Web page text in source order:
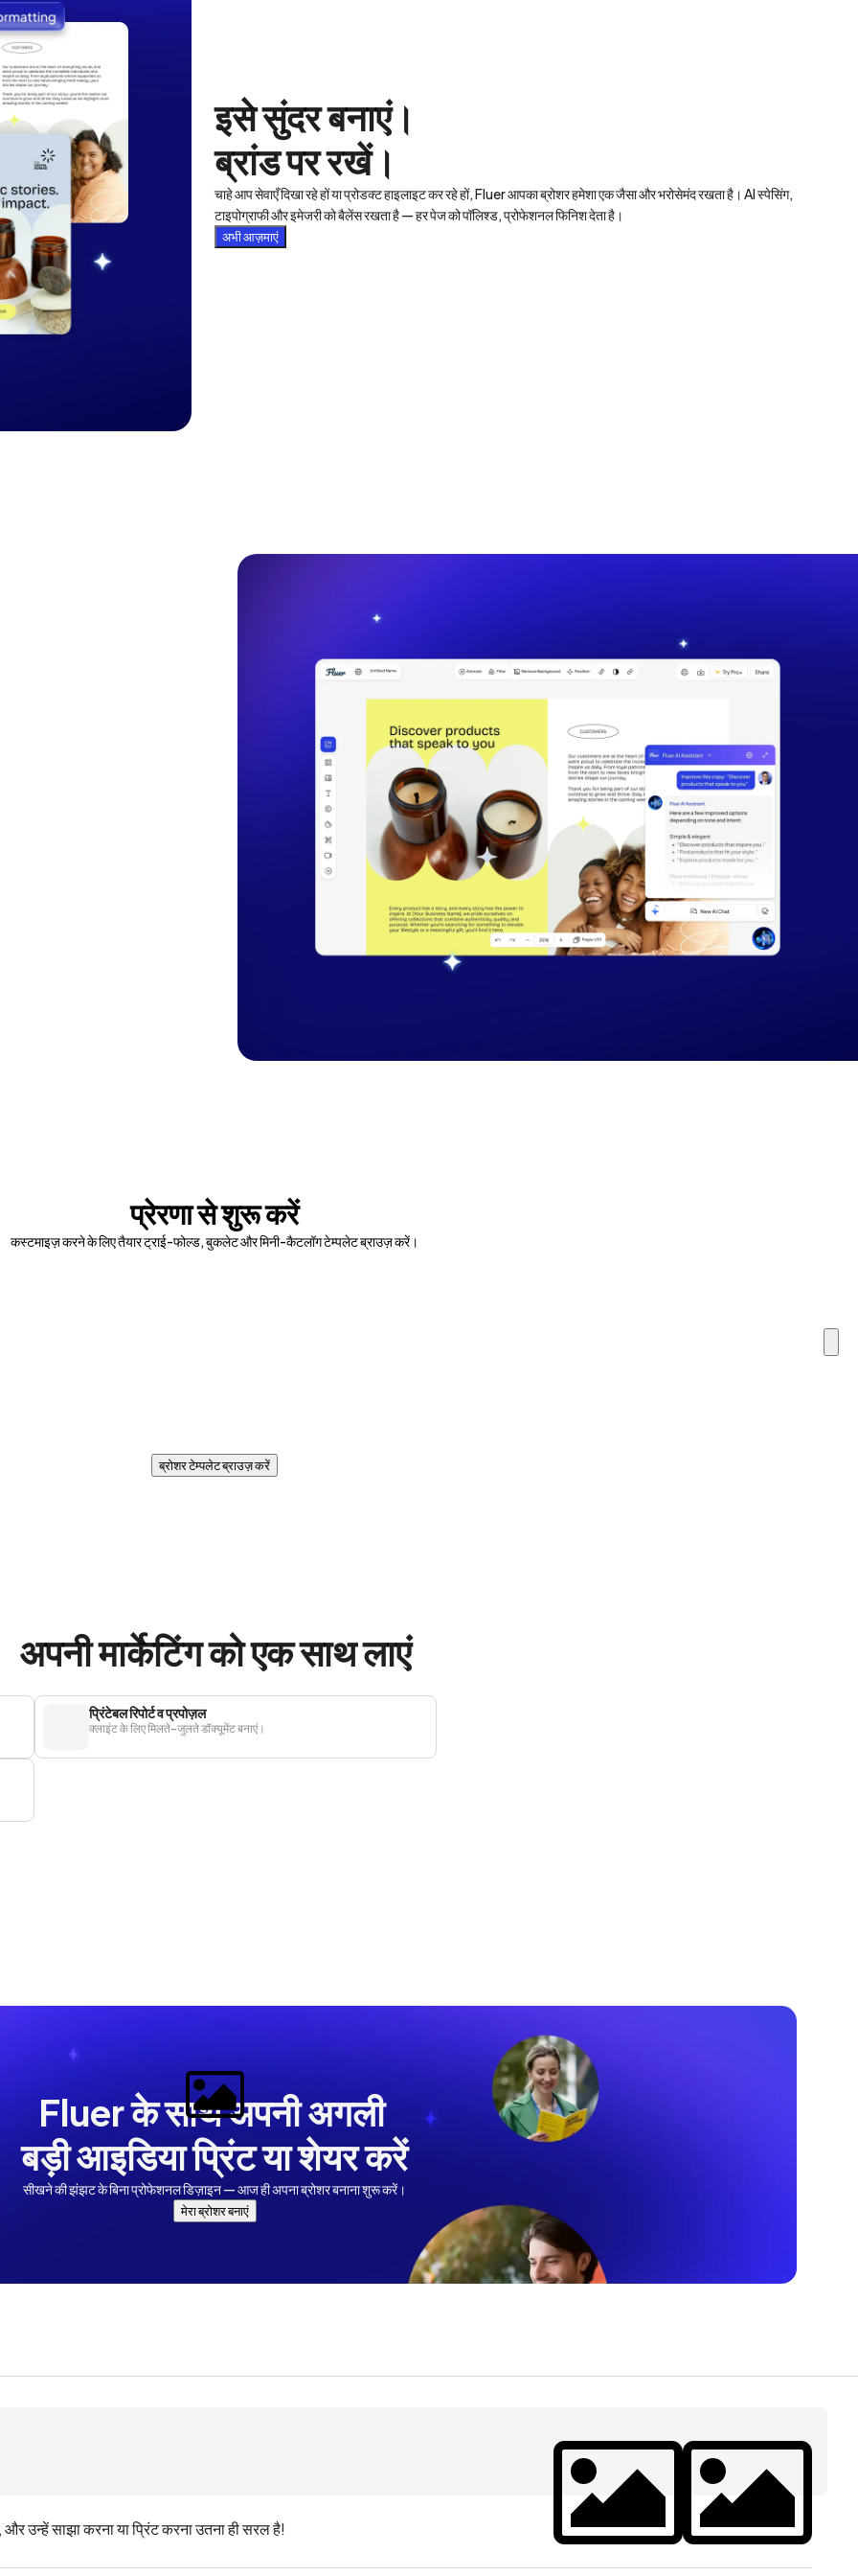
इसे सुंदर बनाएं।
ब्रांड पर रखें।
चाहे आप सेवाएँ दिखा रहे हों या प्रोडक्ट हाइलाइट कर रहे हों, Fluer आपका ब्रोशर हमेशा एक जैसा और भरोसेमंद रखता है। AI स्पेसिंग,
टाइपोग्राफी और इमेजरी को बैलेंस रखता है — हर पेज को पॉलिश्ड, प्रोफेशनल फिनिश देता है।
अभी आज़माएं
प्रेरणा से शुरू करें
कस्टमाइज़ करने के लिए तैयार ट्राई-फोल्ड, बुकलेट और मिनी-कैटलॉग टेम्पलेट ब्राउज़ करें।
ब्रोशर टेम्पलेट ब्राउज़ करें
अपनी मार्केटिंग को एक साथ लाएं
प्रिंटेबल रिपोर्ट व प्रपोज़ल
क्लाइंट के लिए मिलते-जुलते डॉक्यूमेंट बनाएं।
Fluer के साथ अपनी अगली
बड़ी आइडिया प्रिंट या शेयर करें
सीखने की झंझट के बिना प्रोफेशनल डिज़ाइन — आज ही अपना ब्रोशर बनाना शुरू करें।
मेरा ब्रोशर बनाएं
उन्हें साझा करना या प्रिंट करना उतना ही सरल है!